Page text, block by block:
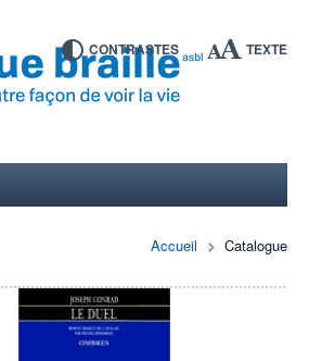
CONTRASTES TEXTE
Accueil Catalogue